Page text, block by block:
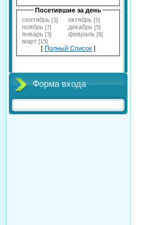
Посетившие за день
сентябрь [3] октябрь [5]
ноябрь [7] декабрь [5]
январь [3] февраль [8]
март [15]
[ Полный Список ]
Форма входа